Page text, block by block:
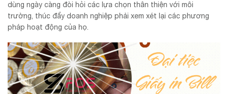
dùng ngày càng đòi hỏi các lựa chọn thân thiện với môi
trường, thúc đẩy doanh nghiệp phải xem xét lại các phương
pháp hoạt động của họ.